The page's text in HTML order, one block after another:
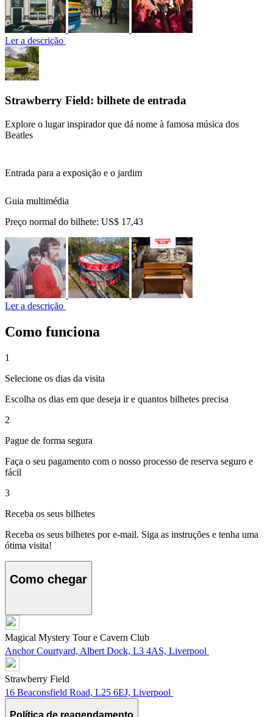
Ler a descrição
Strawberry Field: bilhete de entrada
Explore o lugar inspirador que dá nome à famosa música dos
Beatles
Entrada para a exposição e o jardim
Guia multimédia
Preço normal do bilhete: US$ 17,43
Ler a descrição
Como funciona
1
Selecione os dias da visita
Escolha os dias em que deseja ir e quantos bilhetes precisa
2
Pague de forma segura
Faça o seu pagamento com o nosso processo de reserva seguro e
fácil
3
Receba os seus bilhetes
Receba os seus bilhetes por e-mail. Siga as instruções e tenha uma
ótima visita!
Como chegar
Magical Mystery Tour e Cavern Club
Anchor Courtyard, Albert Dock, L3 4AS, Liverpool
Strawberry Field
16 Beaconsfield Road, L25 6EJ, Liverpool
Política de reagendamento